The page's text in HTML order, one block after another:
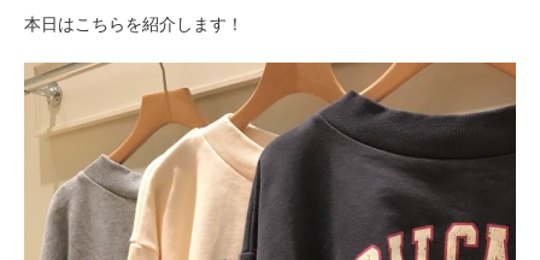
本日はこちらを紹介します！